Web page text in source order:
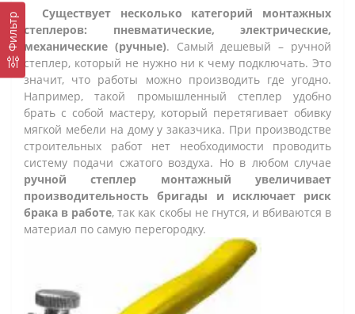
Фильтр
Существует несколько категорий монтажных
степлеров: пневматические, электрические,
механические (ручные). Самый дешевый – ручной
степлер, который не нужно ни к чему подключать. Это
значит, что работы можно производить где угодно.
Например, такой промышленный степлер удобно
брать с собой мастеру, который перетягивает обивку
мягкой мебели на дому у заказчика. При производстве
строительных работ нет необходимости проводить
систему подачи сжатого воздуха. Но в любом случае
ручной степлер монтажный увеличивает
производительность бригады и исключает риск
брака в работе, так как скобы не гнутся, и вбиваются в
материал по самую перегородку.